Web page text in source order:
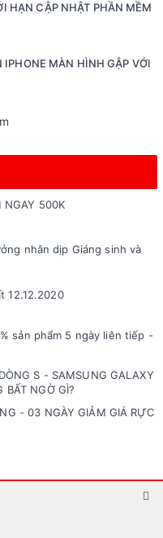
HẠN CẬP NHẬT PHẦN MỀM
IPHONE MÀN HÌNH GẬP VỚI
NGAY 500K
nhân dịp Giáng sinh và
12.12.2020
sản phẩm 5 ngày liên tiếp -
S - SAMSUNG GALAXY
BẤT NGỜ GÌ?
- 03 NGÀY GIẢM GIÁ RỰC